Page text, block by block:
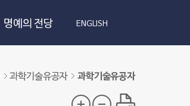
명예의 전당 ENGLISH
과학기술유공자 과학기술유공자